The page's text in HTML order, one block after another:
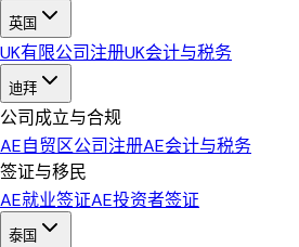
英国
UK有限公司注册UK会计与税务
迪拜
公司成立与合规
AE自贸区公司注册AE会计与税务
签证与移民
AE就业签证AE投资者签证
泰国